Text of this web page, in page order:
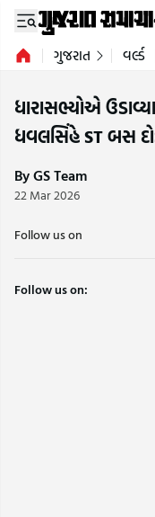
ગુજરાત વર્લ્ડ
ધારાસભ્યોએ
ધવલસિંહે ST બસ
By GS Team
22 Mar 2026
Follow us on
Follow us on: